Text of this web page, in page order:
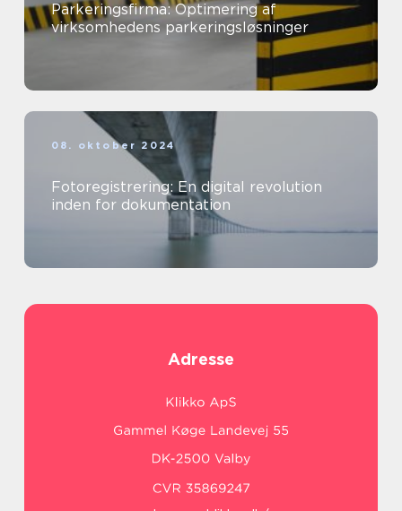
Parkeringsfirma: Optimering af
virksomhedens parkeringsløsninger
08. oktober 2024
Fotoregistrering: En digital revolution
inden for dokumentation
Adresse